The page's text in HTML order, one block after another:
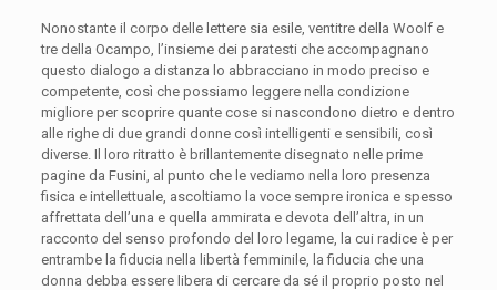
Nonostante il corpo delle lettere sia esile, ventitre della Woolf e
tre della Ocampo, l’insieme dei paratesti che accompagnano
questo dialogo a distanza lo abbracciano in modo preciso e
competente, così che possiamo leggere nella condizione
migliore per scoprire quante cose si nascondono dietro e dentro
alle righe di due grandi donne così intelligenti e sensibili, così
diverse. Il loro ritratto è brillantemente disegnato nelle prime
pagine da Fusini, al punto che le vediamo nella loro presenza
fisica e intellettuale, ascoltiamo la voce sempre ironica e spesso
affrettata dell’una e quella ammirata e devota dell’altra, in un
racconto del senso profondo del loro legame, la cui radice è per
entrambe la fiducia nella libertà femminile, la fiducia che una
donna debba essere libera di cercare da sé il proprio posto nel